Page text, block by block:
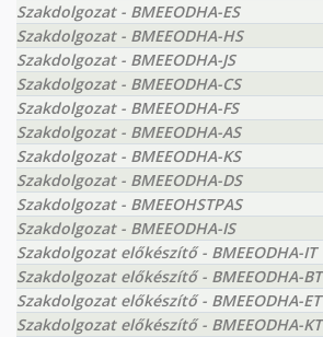
Szakdolgozat - BMEEODHA-ES
Szakdolgozat - BMEEODHA-HS
Szakdolgozat - BMEEODHA-JS
Szakdolgozat - BMEEODHA-CS
Szakdolgozat - BMEEODHA-FS
Szakdolgozat - BMEEODHA-AS
Szakdolgozat - BMEEODHA-KS
Szakdolgozat - BMEEODHA-DS
Szakdolgozat - BMEEOHSTPAS
Szakdolgozat - BMEEODHA-IS
Szakdolgozat előkészítő - BMEEODHA-IT
Szakdolgozat előkészítő - BMEEODHA-BT
Szakdolgozat előkészítő - BMEEODHA-ET
Szakdolgozat előkészítő - BMEEODHA-KT